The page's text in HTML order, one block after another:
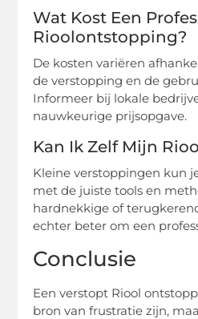
Wat Kost Een
Rioolontstopping?
De kosten variëren
de verstopping en de
Informeer bij lokale
nauwkeurige prijsopgave.
Kan Ik Zelf Mijn
Kleine verstoppingen kun
met de juiste tools en
hardnekkige of
echter beter om een
Conclusie
Een verstopt Riool
bron van frustratie zijn,